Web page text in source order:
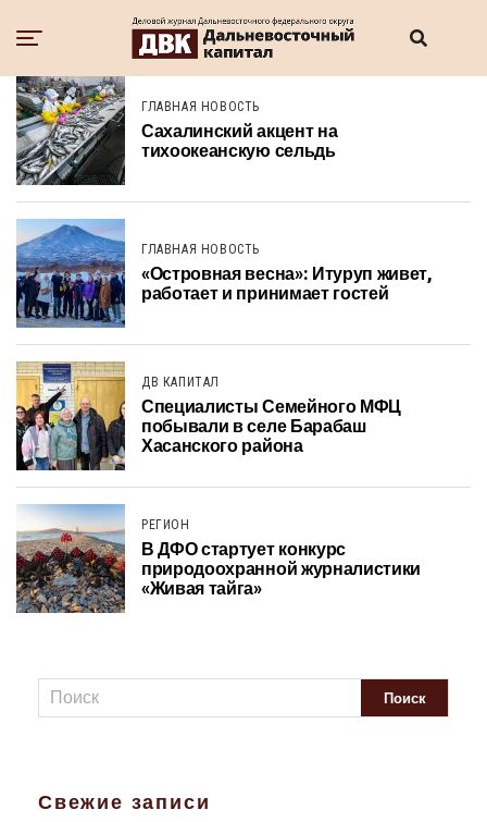
ГЛАВНАЯ НОВОСТЬ
Сахалинский акцент на
тихоокеанскую сельдь
ГЛАВНАЯ НОВОСТЬ
«Островная весна»: Итуруп живет,
работает и принимает гостей
ДВ КАПИТАЛ
Специалисты Семейного МФЦ
побывали в селе Барабаш
Хасанского района
РЕГИОН
В ДФО стартует конкурс
природоохранной журналистики
«Живая тайга»
Свежие записи